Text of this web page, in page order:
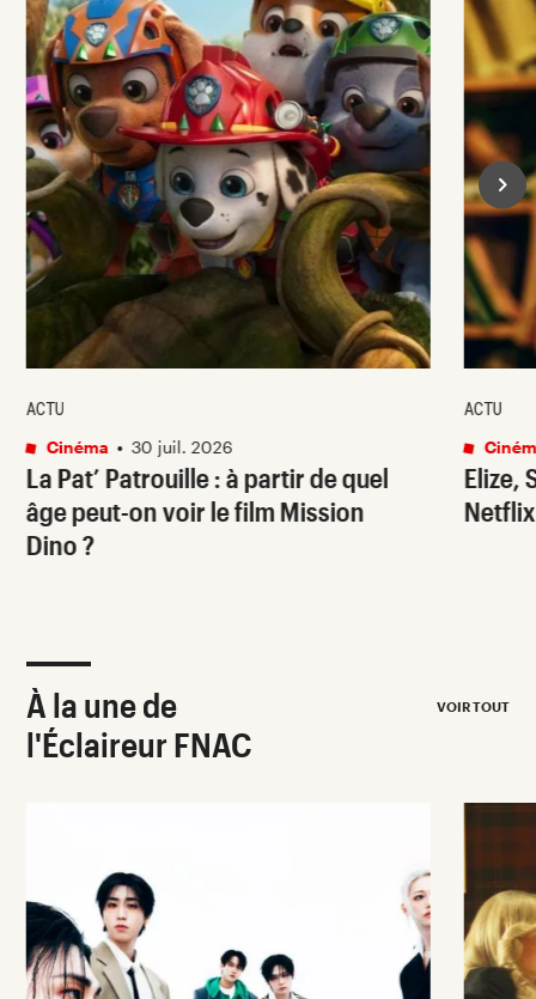
La Pat’ Patrouille: à partir de quel
âge peut-on voir le filmMission
Dino?
ACTU
Cinéma • 30 juil. 2026
Elize,
ACTU
À la une de
l'Éclaireur FNAC
VOIR TOUT